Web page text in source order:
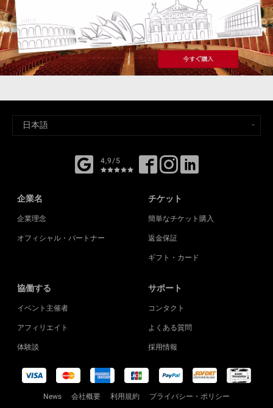
4,9/5
企業名
企業理念
オフィシャル・パートナー
チケット
簡単なチケット購入
返金保証
ギフト・カード
協働する
イベント主催者
アフィリエイト
体験談
サポート
コンタクト
よくある質問
採用情報
News 会社概要 利用規約 プライバシー・ポリシー